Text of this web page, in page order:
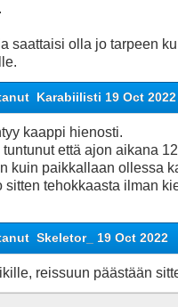
saattaisi olla jo tarpeen
Karabiilisti 19 Oct 2022
kaappi hienosti.
tuntunut että ajon aikana
kuin paikkallaan ollessa
sitten tehokkaasta ilman
Skeletor_ 19 Oct 2022
reissuun päästään